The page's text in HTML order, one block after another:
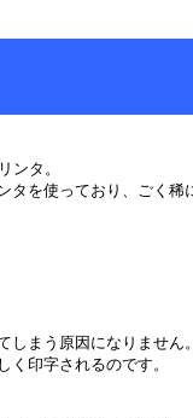
ンタ。
を使っており、ごく稀
まう原因になりません。
印字されるのです。